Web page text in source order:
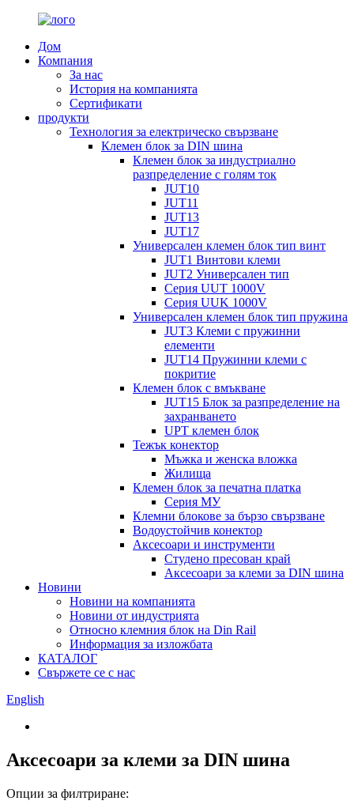
Дом
Компания
За нас
История на компанията
Сертификати
продукти
Технология за електрическо свързване
Клемен блок за DIN шина
Клемен блок за индустриално
разпределение с голям ток
JUT10
JUT11
JUT13
JUT17
Универсален клемен блок тип винт
JUT1 Винтови клеми
JUT2 Универсален тип
Серия UUT 1000V
Серия UUK 1000V
Универсален клемен блок тип пружина
JUT3 Клеми с пружинни
елементи
JUT14 Пружинни клеми с
покритие
Клемен блок с вмъкване
JUT15 Блок за разпределение на
захранването
UPT клемен блок
Тежък конектор
Мъжка и женска вложка
Жилища
Клемен блок за печатна платка
Серия МУ
Клемни блокове за бързо свързване
Водоустойчив конектор
Аксесоари и инструменти
Студено пресован край
Аксесоари за клеми за DIN шина
Новини
Новини на компанията
Новини от индустрията
Относно клемния блок на Din Rail
Информация за изложбата
КАТАЛОГ
Свържете се с нас
English
Аксесоари за клеми за DIN шина
Опции за филтриране: